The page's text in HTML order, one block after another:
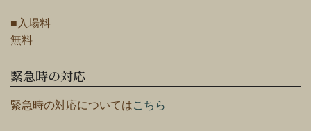
■入場料
無料
緊急時の対応
緊急時の対応についてはこちら